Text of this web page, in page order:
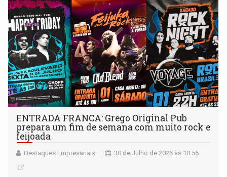
ENTRADA FRANCA: Grego Original Pub
prepara um fim de semana com muito rock e
feijoada
Destaques Empresariais 30 de Julho de 2026 às 10:56